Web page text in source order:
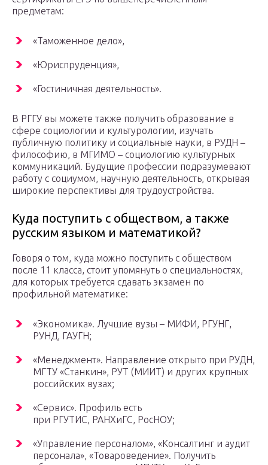
предметам:
«Таможенное дело»,
«Юриспруденция»,
«Гостиничная деятельность».
В РГГУ вы можете также получить образование в
сфере социологии и культурологии, изучать
публичную политику и социальные науки, в РУДН –
философию, в МГИМО – социологию культурных
коммуникаций. Будущие профессии подразумевают
работу с социумом, научную деятельность, открывая
широкие перспективы для трудоустройства.
Куда поступить с обществом, а также
русским языком и математикой?
Говоря о том, куда можно поступить с обществом
после 11 класса, стоит упомянуть о специальностях,
для которых требуется сдавать экзамен по
профильной математике:
«Экономика». Лучшие вузы – МИФИ, РГУНГ,
РУНД, ГАУГН;
«Менеджмент». Направление открыто при РУДН,
МГТУ «Станкин», РУТ (МИИТ) и других крупных
российских вузах;
«Сервис». Профиль есть
при РГУТИС, РАНХиГС, РосНОУ;
«Управление персоналом», «Консалтинг и аудит
персонала», «Товароведение». Получить